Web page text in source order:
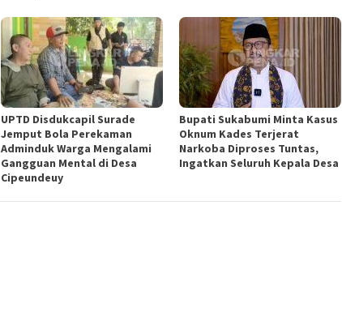
UPTD Disdukcapil Surade
Jemput Bola Perekaman
Adminduk Warga Mengalami
Gangguan Mental di Desa
Cipeundeuy
Bupati Sukabumi Minta Kasus
Oknum Kades Terjerat
Narkoba Diproses Tuntas,
Ingatkan Seluruh Kepala Desa